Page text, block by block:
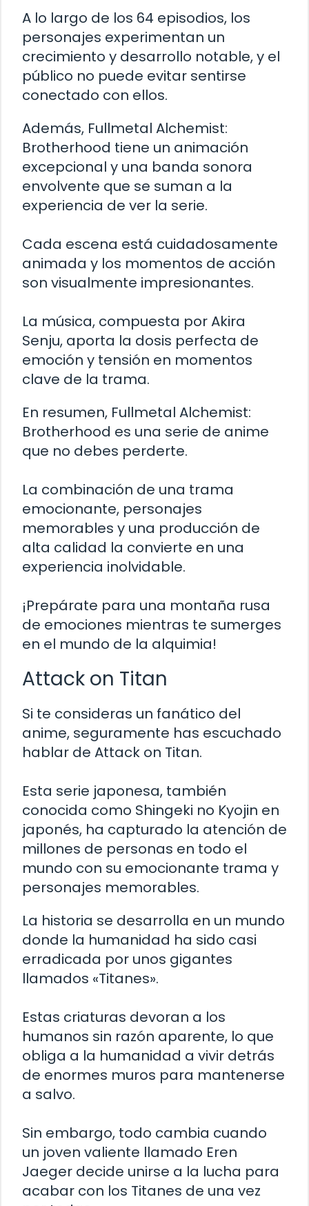
A lo largo de los 64 episodios, los
personajes experimentan un
crecimiento y desarrollo notable, y el
público no puede evitar sentirse
conectado con ellos.
Además, Fullmetal Alchemist:
Brotherhood tiene un animación
excepcional y una banda sonora
envolvente que se suman a la
experiencia de ver la serie.
Cada escena está cuidadosamente
animada y los momentos de acción
son visualmente impresionantes.
La música, compuesta por Akira
Senju, aporta la dosis perfecta de
emoción y tensión en momentos
clave de la trama.
En resumen, Fullmetal Alchemist:
Brotherhood es una serie de anime
que no debes perderte.
La combinación de una trama
emocionante, personajes
memorables y una producción de
alta calidad la convierte en una
experiencia inolvidable.
¡Prepárate para una montaña rusa
de emociones mientras te sumerges
en el mundo de la alquimia!
Attack on Titan
Si te consideras un fanático del
anime, seguramente has escuchado
hablar de Attack on Titan.
Esta serie japonesa, también
conocida como Shingeki no Kyojin en
japonés, ha capturado la atención de
millones de personas en todo el
mundo con su emocionante trama y
personajes memorables.
La historia se desarrolla en un mundo
donde la humanidad ha sido casi
erradicada por unos gigantes
llamados «Titanes».
Estas criaturas devoran a los
humanos sin razón aparente, lo que
obliga a la humanidad a vivir detrás
de enormes muros para mantenerse
a salvo.
Sin embargo, todo cambia cuando
un joven valiente llamado Eren
Jaeger decide unirse a la lucha para
acabar con los Titanes de una vez